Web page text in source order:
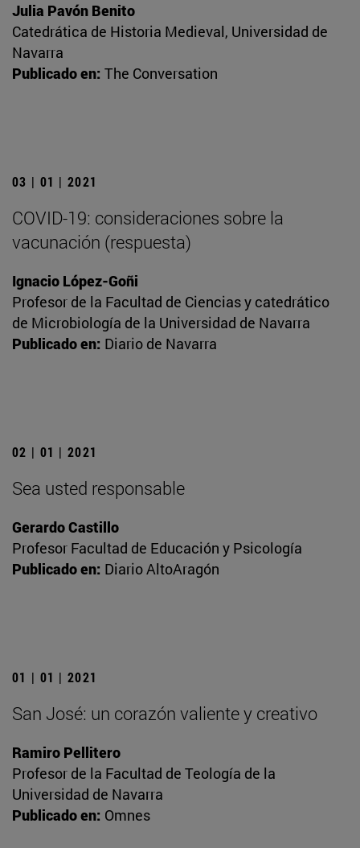
Julia Pavón Benito
Catedrática de Historia Medieval, Universidad de
Navarra
Publicado en: The Conversation
03 | 01 | 2021
COVID-19: consideraciones sobre la
vacunación (respuesta)
Ignacio López-Goñi
Profesor de la Facultad de Ciencias y catedrático
de Microbiología de la Universidad de Navarra
Publicado en: Diario de Navarra
02 | 01 | 2021
Sea usted responsable
Gerardo Castillo
Profesor Facultad de Educación y Psicología
Publicado en: Diario AltoAragón
01 | 01 | 2021
San José: un corazón valiente y creativo
Ramiro Pellitero
Profesor de la Facultad de Teología de la
Universidad de Navarra
Publicado en: Omnes